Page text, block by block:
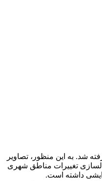
شد. به این منظور، تصاویر
به‌کار گرفته شد. سپس، تغییرات ایجادشده در گسترة شهری در فاصلة زمانی 1988-2007 شناسایی و مدل‏سازی تغییرات مناطق شهری
داشته است.